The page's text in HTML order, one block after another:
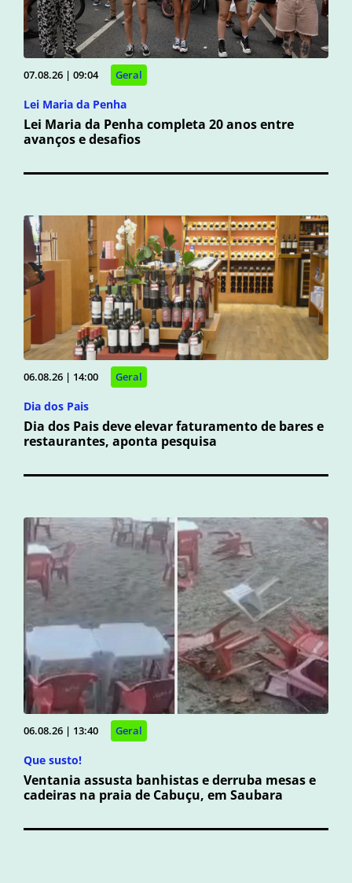
07.08.26 | 09:04 Geral
Lei Maria da Penha
Lei Maria da Penha completa 20 anos entre
avanços e desafios
06.08.26 | 14:00 Geral
Dia dos Pais
Dia dos Pais deve elevar faturamento de bares e
restaurantes, aponta pesquisa
06.08.26 | 13:40 Geral
Que susto!
Ventania assusta banhistas e derruba mesas e
cadeiras na praia de Cabuçu, em Saubara